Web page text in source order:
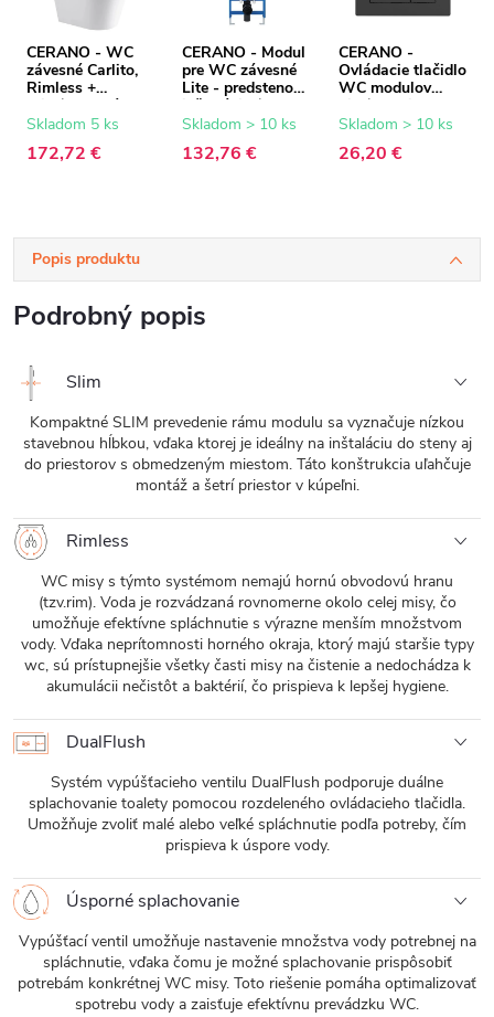
CERANO - WC
závesné Carlito,
Rimless +
Slim/UF sedátko -
biela lesklá -
Skladom 5 ks
172,72 €
CERANO - Modul
pre WC závesné
Lite - predstenová
inštalácia /
sadrokartón -
Skladom > 10 ks
132,76 €
CERANO -
Ovládacie tlačidlo
WC modulov
Lite/Classic - ABS
- čierna matná
Skladom > 10 ks
26,20 €
Popis produktu
Podrobný popis
Slim
Kompaktné SLIM prevedenie rámu modulu sa vyznačuje nízkou
stavebnou hĺbkou, vďaka ktorej je ideálny na inštaláciu do steny aj
do priestorov s obmedzeným miestom. Táto konštrukcia uľahčuje
montáž a šetrí priestor v kúpeľni.
Rimless
WC misy s týmto systémom nemajú hornú obvodovú hranu
(tzv.rim). Voda je rozvádzaná rovnomerne okolo celej misy, čo
umožňuje efektívne spláchnutie s výrazne menším množstvom
vody. Vďaka neprítomnosti horného okraja, ktorý majú staršie typy
wc, sú prístupnejšie všetky časti misy na čistenie a nedochádza k
akumulácii nečistôt a baktérií, čo prispieva k lepšej hygiene.
DualFlush
Systém vypúšťacieho ventilu DualFlush podporuje duálne
splachovanie toalety pomocou rozdeleného ovládacieho tlačidla.
Umožňuje zvoliť malé alebo veľké spláchnutie podľa potreby, čím
prispieva k úspore vody.
Úsporné splachovanie
Vypúšťací ventil umožňuje nastavenie množstva vody potrebnej na
spláchnutie, vďaka čomu je možné splachovanie prispôsobiť
potrebám konkrétnej WC misy. Toto riešenie pomáha optimalizovať
spotrebu vody a zaisťuje efektívnu prevádzku WC.